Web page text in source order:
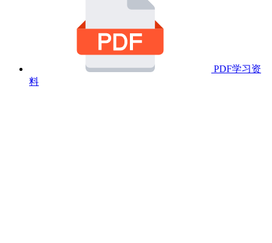
PDF学习资
料